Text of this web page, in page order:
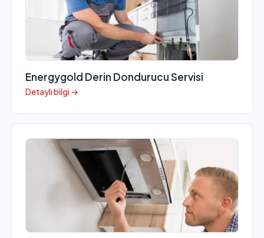
Energygold Derin Dondurucu Servisi
Detaylı bilgi →